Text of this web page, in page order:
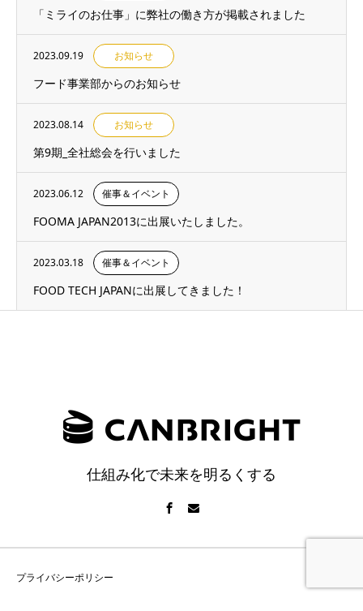
「ミライのお仕事」に弊社の働き方が掲載されました
2023.09.19 お知らせ
フード事業部からのお知らせ
2023.08.14 お知らせ
第9期_全社総会を行いました
2023.06.12 催事＆イベント
FOOMA JAPAN2013に出展いたしました。
2023.03.18 催事＆イベント
FOOD TECH JAPANに出展してきました！
仕組み化で未来を明るくする
プライバシーポリシー